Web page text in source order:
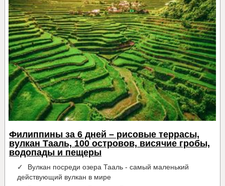
Филиппины за 6 дней – рисовые террасы,
вулкан Тааль, 100 островов, висячие гробы,
водопады и пещеры
Вулкан посреди озера Тааль - самый маленький
действующий вулкан в мире